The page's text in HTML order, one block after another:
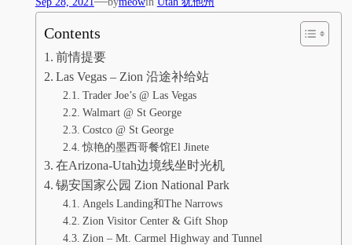
Contents
前情提要
Las Vegas – Zion 沿途补给站
Trader Joe’s @ Las Vegas
Walmart @ St George
Costco @ St George
惊艳的墨西哥餐馆El Jinete
在Arizona-Utah边境线坐时光机
锡安国家公园 Zion National Park
Angels Landing和The Narrows
Zion Visitor Center & Gift Shop
Zion – Mt. Carmel Highway and Tunnel